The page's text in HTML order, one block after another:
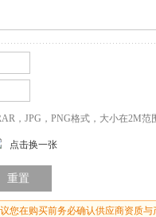
，JPG，PNG格式，大小在2M范
点击换一张
您在购买前务必确认供应商资质与